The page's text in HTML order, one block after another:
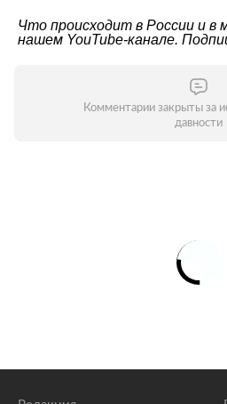
Что происходит в России и в
нашем YouTube-канале.
Комментарии закрыты за
давности